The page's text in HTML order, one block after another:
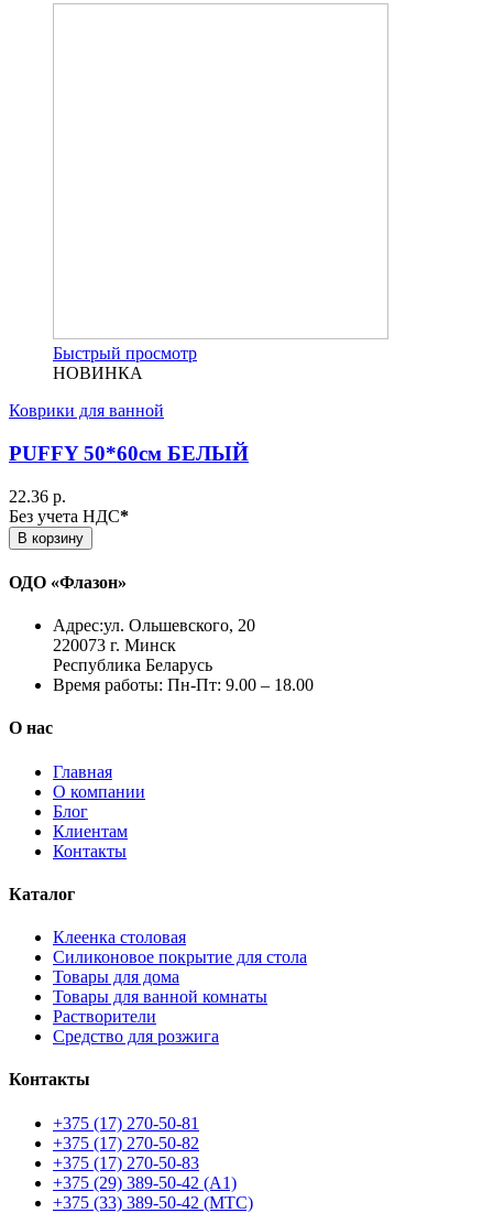
Быстрый просмотр
НОВИНКА
Коврики для ванной
PUFFY 50*60см БЕЛЫЙ
22.36 р.
Без учета НДС*
В корзину
ОДО «Флазон»
Адрес:ул. Ольшевского, 20
220073 г. Минск
Республика Беларусь
Время работы: Пн-Пт: 9.00 – 18.00
О нас
Главная
О компании
Блог
Клиентам
Контакты
Каталог
Клеенка столовая
Силиконовое покрытие для стола
Товары для дома
Товары для ванной комнаты
Растворители
Средство для розжига
Контакты
+375 (17) 270-50-81
+375 (17) 270-50-82
+375 (17) 270-50-83
+375 (29) 389-50-42 (А1)
+375 (33) 389-50-42 (МТС)